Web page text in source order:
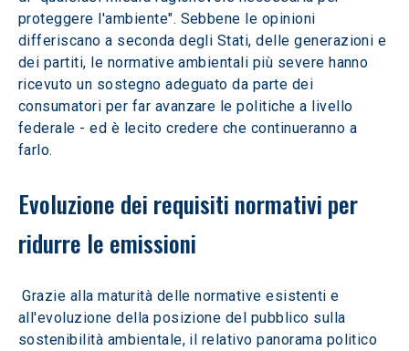
proteggere l'ambiente". Sebbene le opinioni
differiscano a seconda degli Stati, delle generazioni e
dei partiti, le normative ambientali più severe hanno
ricevuto un sostegno adeguato da parte dei
consumatori per far avanzare le politiche a livello
federale - ed è lecito credere che continueranno a
farlo.
Evoluzione dei requisiti normativi per
ridurre le emissioni
Grazie alla maturità delle normative esistenti e
all'evoluzione della posizione del pubblico sulla
sostenibilità ambientale, il relativo panorama politico